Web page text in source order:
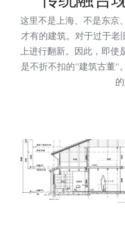
这里不是上海、不是东京
才有的建筑。对于过于老
上进行翻新。因此，即使
是不折不扣的“建筑古董”